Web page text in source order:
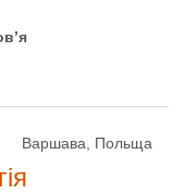
Варшава, Польща